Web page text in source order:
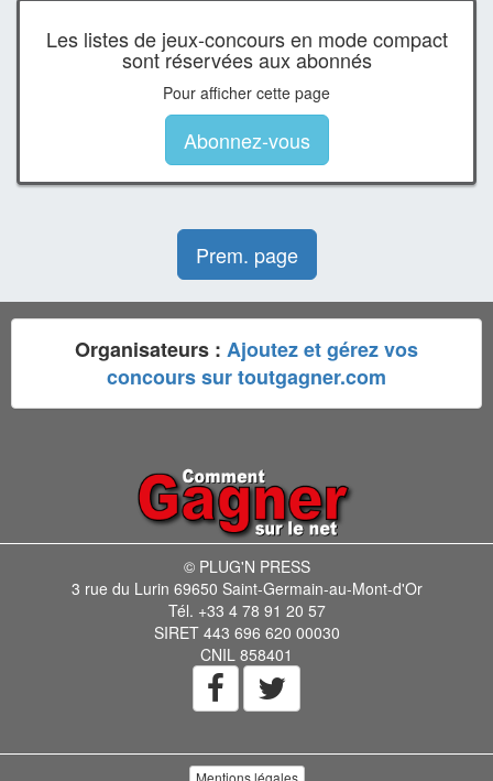
Les listes de jeux-concours en mode compact
sont réservées aux abonnés
Pour afficher cette page
Abonnez-vous
Prem. page
Organisateurs : Ajoutez et gérez vos
concours sur toutgagner.com
© PLUG'N PRESS
3 rue du Lurin 69650 Saint-Germain-au-Mont-d'Or
Tél. +33 4 78 91 20 57
SIRET 443 696 620 00030
CNIL 858401
Mentions légales